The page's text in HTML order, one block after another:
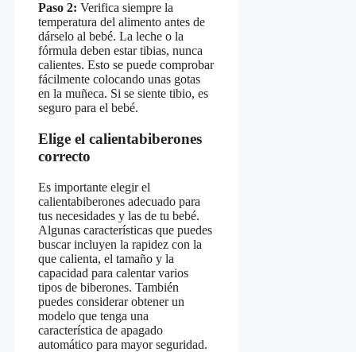
Paso 2: Verifica siempre la
temperatura del alimento antes de
dárselo al bebé. La leche o la
fórmula deben estar tibias, nunca
calientes. Esto se puede comprobar
fácilmente colocando unas gotas
en la muñeca. Si se siente tibio, es
seguro para el bebé.
Elige el calientabiberones
correcto
Es importante elegir el
calientabiberones adecuado para
tus necesidades y las de tu bebé.
Algunas características que puedes
buscar incluyen la rapidez con la
que calienta, el tamaño y la
capacidad para calentar varios
tipos de biberones. También
puedes considerar obtener un
modelo que tenga una
característica de apagado
automático para mayor seguridad.